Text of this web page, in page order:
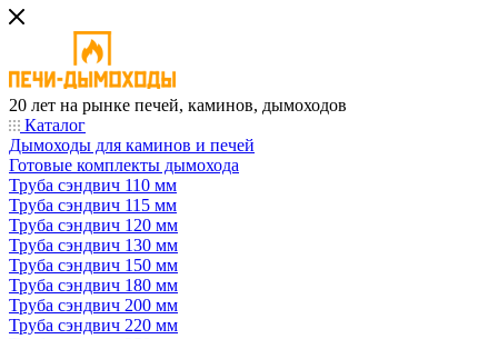
20 лет на рынке печей, каминов, дымоходов
Каталог
Дымоходы для каминов и печей
Готовые комплекты дымохода
Труба сэндвич 110 мм
Труба сэндвич 115 мм
Труба сэндвич 120 мм
Труба сэндвич 130 мм
Труба сэндвич 150 мм
Труба сэндвич 180 мм
Труба сэндвич 200 мм
Труба сэндвич 220 мм